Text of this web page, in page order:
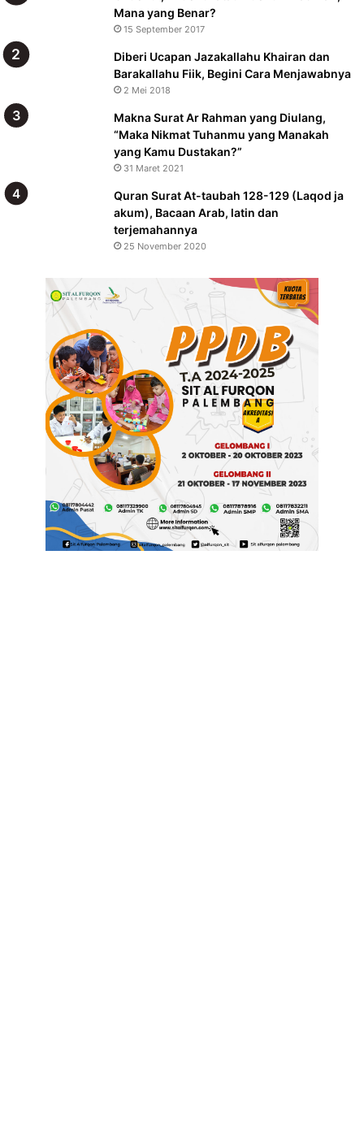
Mana yang Benar?
15 September 2017
Diberi Ucapan Jazakallahu Khairan dan
Barakallahu Fiik, Begini Cara Menjawabnya
2 Mei 2018
Makna Surat Ar Rahman yang Diulang,
“Maka Nikmat Tuhanmu yang Manakah
yang Kamu Dustakan?”
31 Maret 2021
Quran Surat At-taubah 128-129 (Laqod ja
akum), Bacaan Arab, latin dan
terjemahannya
25 November 2020